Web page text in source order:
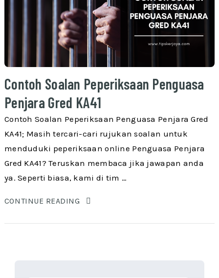
Contoh Soalan Peperiksaan Penguasa
Penjara Gred KA41
Contoh Soalan Peperiksaan Penguasa Penjara Gred
KA41; Masih tercari-cari rujukan soalan untuk
menduduki peperiksaan online Penguasa Penjara
Gred KA41? Teruskan membaca jika jawapan anda
ya. Seperti biasa, kami di tim …
CONTINUE READING